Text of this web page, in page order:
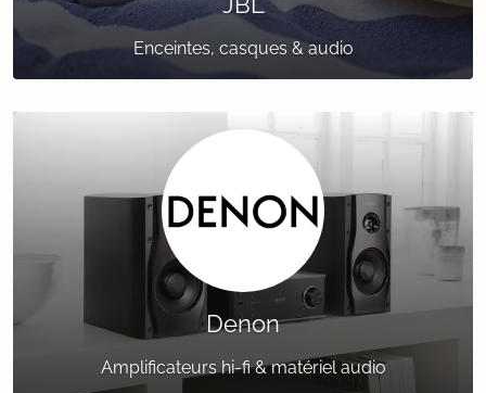
Enceintes, casques & audio
Denon
Amplificateurs hi-fi & matériel audio